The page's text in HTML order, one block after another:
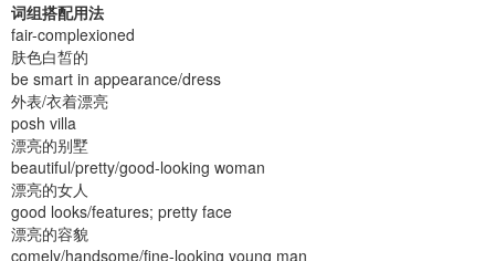
词组搭配用法
fair-complexioned
肤色白皙的
be smart in appearance/dress
外表/衣着漂亮
posh villa
漂亮的别墅
beautiful/pretty/good-looking woman
漂亮的女人
good looks/features; pretty face
漂亮的容貌
comely/handsome/fine-looking young man